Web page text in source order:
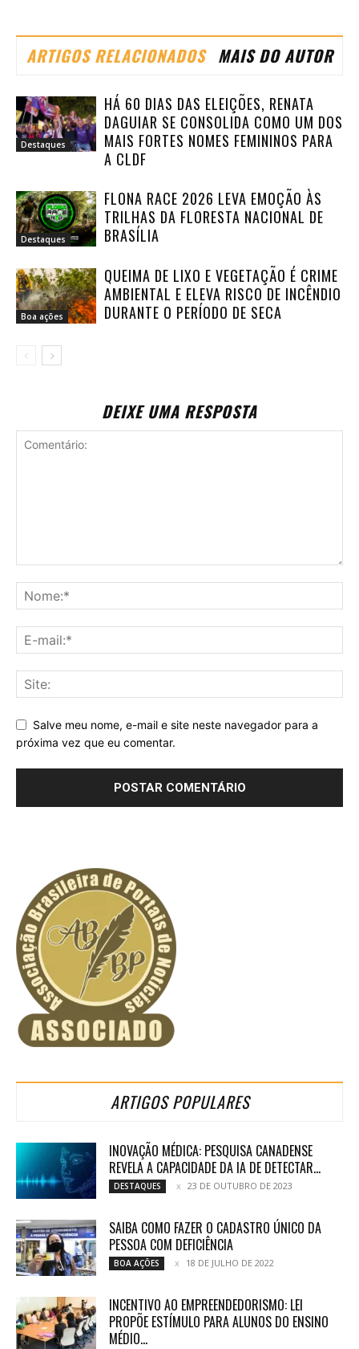
ARTIGOS RELACIONADOS MAIS DO AUTOR
Destaques
HÁ 60 DIAS DAS ELEIÇÕES, RENATA
DAGUIAR SE CONSOLIDA COMO UM DOS
MAIS FORTES NOMES FEMININOS PARA
A CLDF
Destaques
FLONA RACE 2026 LEVA EMOÇÃO ÀS
TRILHAS DA FLORESTA NACIONAL DE
BRASÍLIA
Boa ações
QUEIMA DE LIXO E VEGETAÇÃO É CRIME
AMBIENTAL E ELEVA RISCO DE INCÊNDIO
DURANTE O PERÍODO DE SECA
DEIXE UMA RESPOSTA
Salve meu nome, e-mail e site neste navegador para a
próxima vez que eu comentar.
ARTIGOS POPULARES
INOVAÇÃO MÉDICA: PESQUISA CANADENSE
REVELA A CAPACIDADE DA IA DE DETECTAR...
DESTAQUES 23 DE OUTUBRO DE 2023
SAIBA COMO FAZER O CADASTRO ÚNICO DA
PESSOA COM DEFICIÊNCIA
BOA AÇÕES 18 DE JULHO DE 2022
INCENTIVO AO EMPREENDEDORISMO: LEI
PROPÕE ESTÍMULO PARA ALUNOS DO ENSINO
MÉDIO...